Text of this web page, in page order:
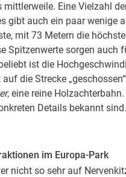
mittlerweile. Eine Vielzahl
gibt auch ein paar wenige
mit 73 Metern die
Spitzenwerte sorgen auch
ist die
die Strecke
, eine reine
Details bekannt sind.
im Europa-Park
nicht so sehr auf